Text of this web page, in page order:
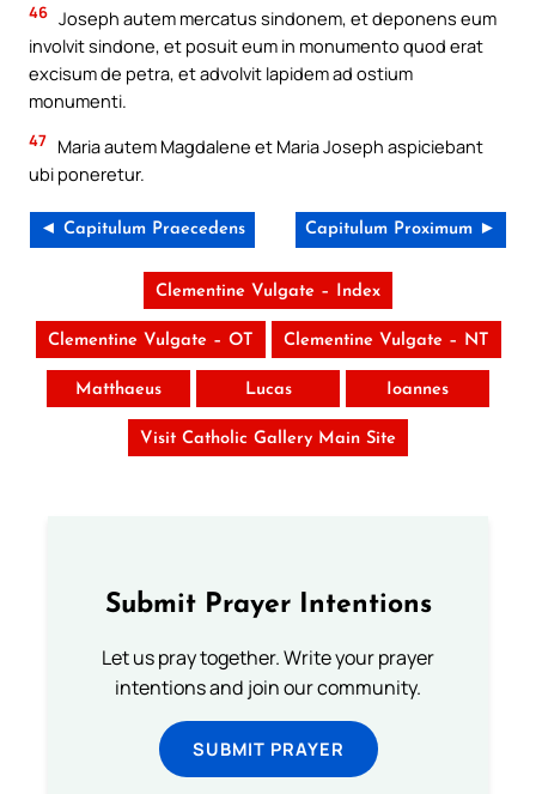
46 Joseph autem mercatus sindonem, et deponens eum
involvit sindone, et posuit eum in monumento quod erat
excisum de petra, et advolvit lapidem ad ostium
monumenti.
47 Maria autem Magdalene et Maria Joseph aspiciebant
ubi poneretur.
◄ Capitulum Praecedens Capitulum Proximum ►
Clementine Vulgate – Index
Clementine Vulgate – OT Clementine Vulgate – NT
Matthaeus Lucas Ioannes
Visit Catholic Gallery Main Site
Submit Prayer Intentions
Let us pray together. Write your prayer
intentions and join our community.
SUBMIT PRAYER